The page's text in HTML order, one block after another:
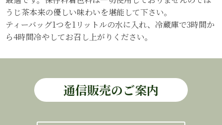
うじ茶本来の優しい味わいを堪能して下さい。
ティーバッグ1つを1リットルの水に入れ、冷蔵庫で3時間か
ら4時間冷やしてお召し上がりください。
通信販売のご案内